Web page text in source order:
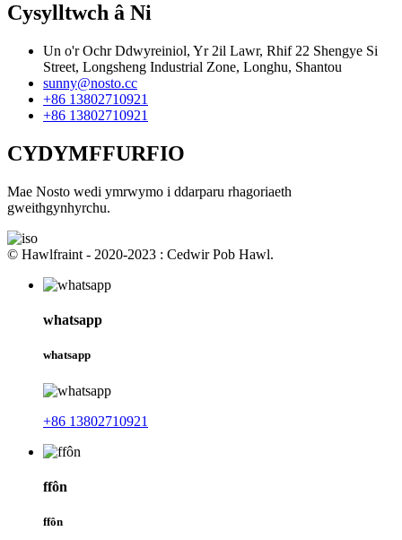
Cysylltwch â Ni
Un o'r Ochr Ddwyreiniol, Yr 2il Lawr, Rhif 22 Shengye Si
Street, Longsheng Industrial Zone, Longhu, Shantou
sunny@nosto.cc
+86 13802710921
+86 13802710921
CYDYMFFURFIO
Mae Nosto wedi ymrwymo i ddarparu rhagoriaeth
gweithgynhyrchu.
© Hawlfraint - 2020-2023 : Cedwir Pob Hawl.
whatsapp
whatsapp
+86 13802710921
ffôn
ffôn